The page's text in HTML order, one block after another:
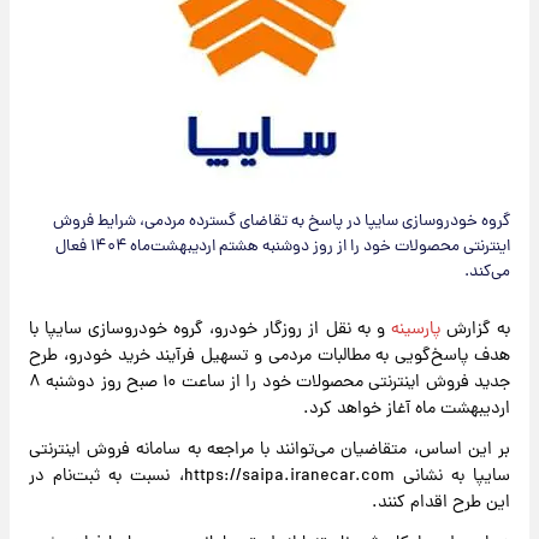
گروه خودروسازی سایپا در پاسخ به تقاضای گسترده مردمی، شرایط فروش
اینترنتی محصولات خود را از روز دوشنبه هشتم اردیبهشت‌ماه ۱۴۰۴ فعال
می‌کند.
به گزارشپارسینه و به نقل از روزگار خودرو، گروه خودروسازی سایپا با
هدف پاسخ‌گویی به مطالبات مردمی و تسهیل فرآیند خرید خودرو، طرح
جدید فروش اینترنتی محصولات خود را از ساعت ۱۰ صبح روز دوشنبه ۸
اردیبهشت ماه آغاز خواهد کرد.
بر این اساس، متقاضیان می‌توانند با مراجعه به سامانه فروش اینترنتی
سایپا به نشانی https://saipa.iranecar.com، نسبت به ثبت‌نام در
این طرح اقدام کنند.